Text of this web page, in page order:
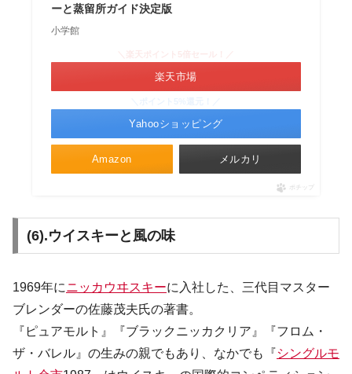
ーと蒸留所ガイド決定版
小学館
Amazon
楽天市場
Yahooショッピング
メルカリ
ポチップ
(6).ウイスキーと風の味
1969年にニッカウヰスキーに入社した、三代目マスター
ブレンダーの佐藤茂夫氏の著書。
『ピュアモルト』『ブラックニッカクリア』『フロム・
ザ・バレル』の生みの親でもあり、なかでも『シングルモ